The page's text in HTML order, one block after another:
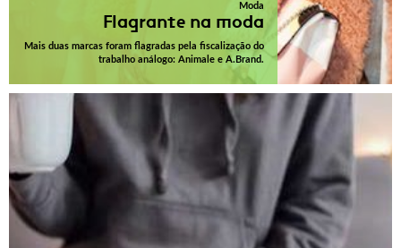
Moda
Flagrante na moda
Mais duas marcas foram flagradas pela fiscalização do
trabalho análogo: Animale e A.Brand.